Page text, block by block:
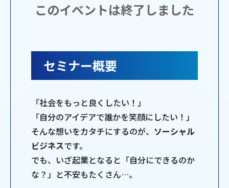
このイベントは終了しました
セミナー概要
「社会をもっと良くしたい！」
「自分のアイデアで誰かを笑顔にしたい！」
そんな想いをカタチにするのが、 ソーシャル
ビジネスです。
でも、いざ起業となると「自分にできるのか
な？」と不安もたくさん…。